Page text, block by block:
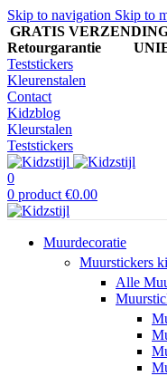
Skip to navigation Skip to
GRATIS
Retourgarantie
Teststickers
Kleurenstalen
Contact
Kidzblog
Kleurstalen
Teststickers
0
0 product €0.00
Muurdecoratie
Muurstickers
Alle